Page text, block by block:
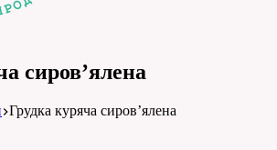
сиров’ялена
Грудка куряча сиров’ялена